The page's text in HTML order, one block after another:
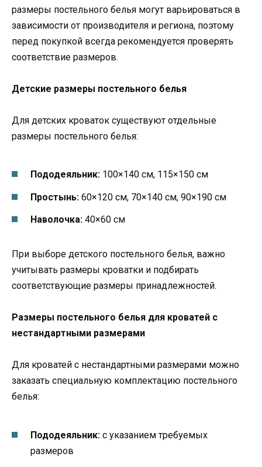
размеры постельного белья могут варьироваться в
зависимости от производителя и региона, поэтому
перед покупкой всегда рекомендуется проверять
соответствие размеров.
Детские размеры постельного белья
Для детских кроваток существуют отдельные
размеры постельного белья:
Пододеяльник: 100×140 см, 115×150 см
Простынь: 60×120 см, 70×140 см, 90×190 см
Наволочка: 40×60 см
При выборе детского постельного белья, важно
учитывать размеры кроватки и подбирать
соответствующие размеры принадлежностей.
Размеры постельного белья для кроватей с
нестандартными размерами
Для кроватей с нестандартными размерами можно
заказать специальную комплектацию постельного
белья:
Пододеяльник: с указанием требуемых
размеров